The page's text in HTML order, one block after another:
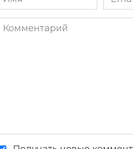
*
Комментарий